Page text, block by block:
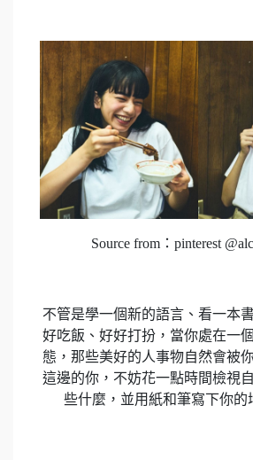
Source from：pinterest
不管是學一個新的語言、看一本
好吃飯、好好打扮，當你處在一
態，那些美好的人事物自然會被
這邊的你，不妨花一點時間檢視
些什麼，並用紙和筆寫下你的